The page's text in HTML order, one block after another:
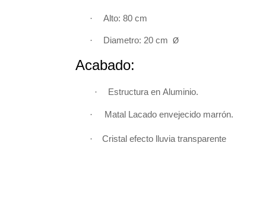
· Alto: 80
· Diametro: 20 cm Ø
Acabado:
· Estructura en Aluminio.
· Matal L acado envejecido marrón.
· Cristal efecto lluvia transparente